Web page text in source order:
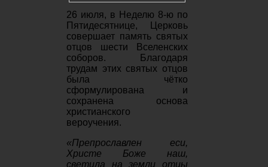
26 июля, в Неделю 8-ю по
Пятидесятнице, Церковь
совершает память святых
отцов шести Вселенских
соборов. Благодаря
трудам этих святых отцов
была чётко
сформулирована и
сохранена основа
христианского
вероучения.
«Препрославлен еси,
Христе Боже наш,
светила на земли отцы